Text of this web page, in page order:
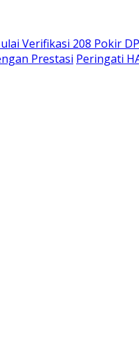
Verifikasi 208 Pokir
Prestasi Peringati